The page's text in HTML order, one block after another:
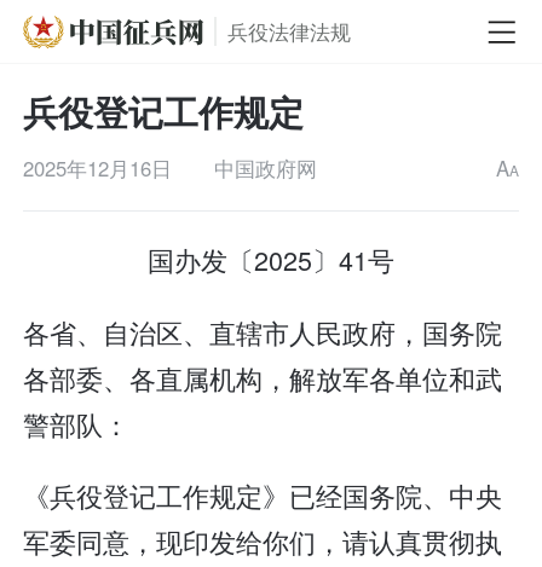
兵役法律法规
兵役登记工作规定
2025年12月16日 中国政府网 AA
国办发〔2025〕41号
各省、自治区、直辖市人民政府，国务院
各部委、各直属机构，解放军各单位和武
警部队：
《兵役登记工作规定》已经国务院、中央
军委同意，现印发给你们，请认真贯彻执